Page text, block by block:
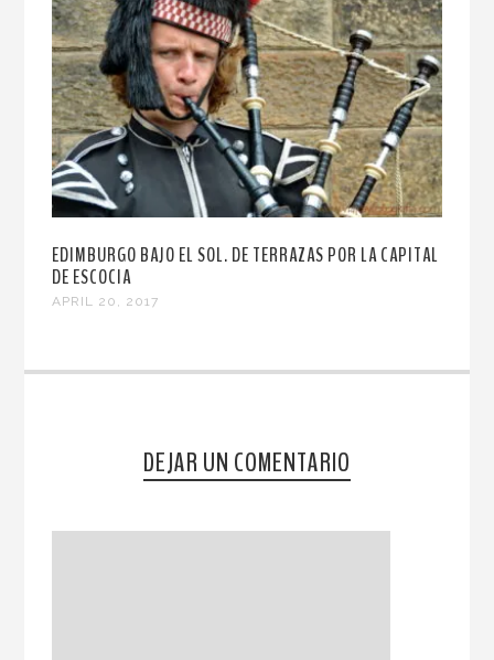
EDIMBURGO BAJO EL SOL. DE TERRAZAS POR LA CAPITAL
DE ESCOCIA
APRIL 20, 2017
DEJAR UN COMENTARIO